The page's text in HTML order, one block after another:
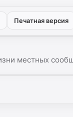
Печатная версия
местных